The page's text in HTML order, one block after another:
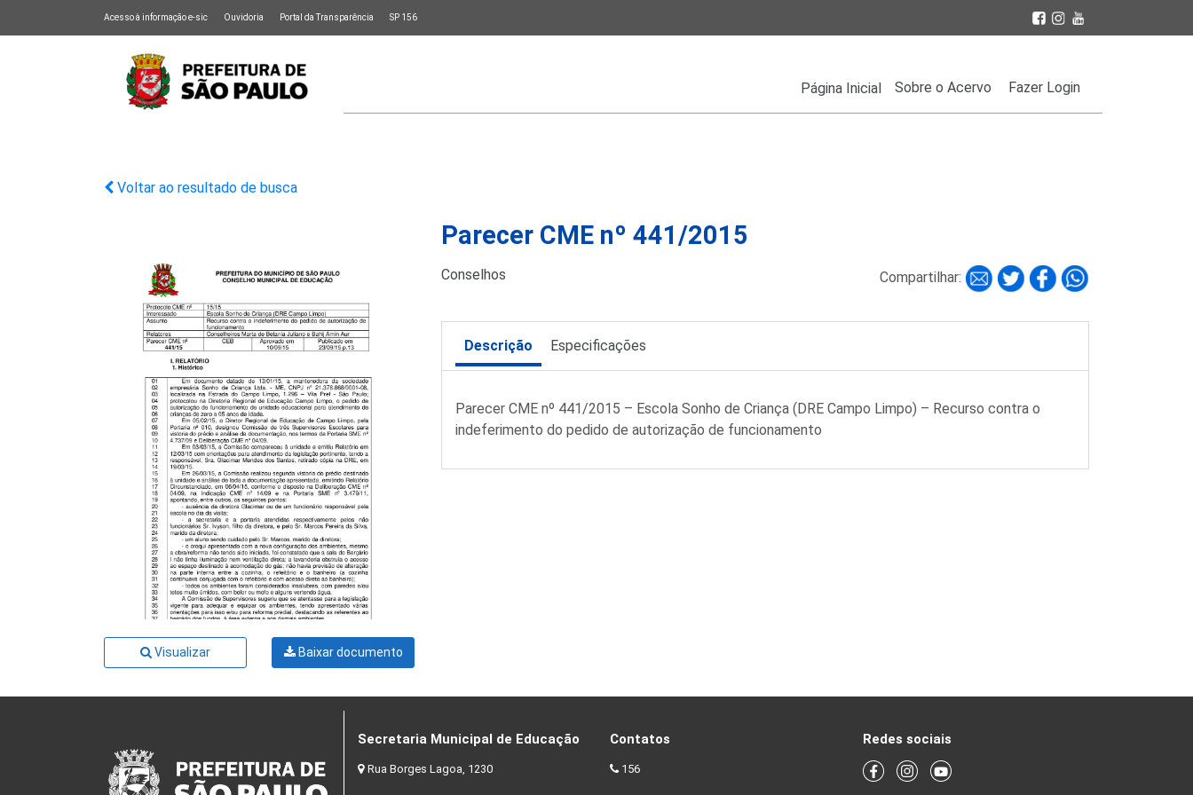
Acesso à informação e-sic Ouvidoria Portal da Transparência SP 156
Página Inicial Sobre o Acervo Fazer Login
Voltar ao resultado de busca
Visualizar Baixar documento
Parecer CME nº 441/2015
Conselhos Compartilhar:
Descrição Especificações
Parecer CME nº 441/2015 – Escola Sonho de Criança (DRE Campo Limpo) – Recurso contra o
indeferimento do pedido de autorização de funcionamento
Secretaria Municipal de Educação
Rua Borges Lagoa, 1230
Contatos
156
Redes sociais